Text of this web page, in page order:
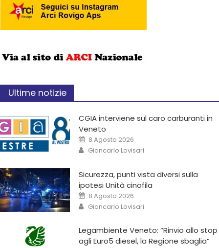
Ultime notizie
CGIA interviene sul caro carburanti in
Veneto
8 Agosto 2026
Giancarlo Lovisari
Sicurezza, punti vista diversi sulla
ipotesi Unità cinofila
8 Agosto 2026
Giancarlo Lovisari
Legambiente Veneto: “Rinvio allo stop
agli Euro5 diesel, la Regione sbaglia”